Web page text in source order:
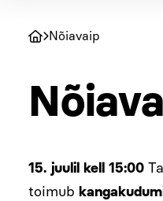
Nõiavaip
15. juulil kell 15:00
toimub